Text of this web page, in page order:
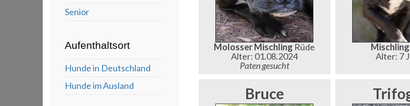
Senior
Aufenthaltsort
Hunde in Deutschland
Hunde im Ausland
Molosser Mischling Rüde
Alter: 01.08.2024
Paten gesucht
Mischling
Alter: 7
Bruce